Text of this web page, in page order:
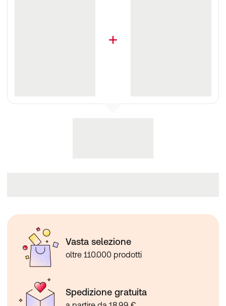
Vasta selezione
oltre 110.000 prodotti
Spedizione gratuita